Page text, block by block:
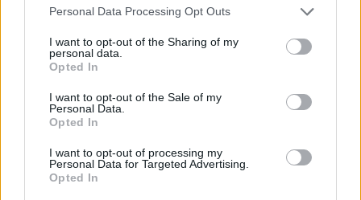
Personal Data Processing Opt Outs
I want to opt-out of the Sharing of my
personal data.
Opted In
I want to opt-out of the Sale of my
Personal Data.
Opted In
I want to opt-out of processing my
Personal Data for Targeted Advertising.
Opted In
Scarica riepilogo
stagionale
Giornata FV Uscito